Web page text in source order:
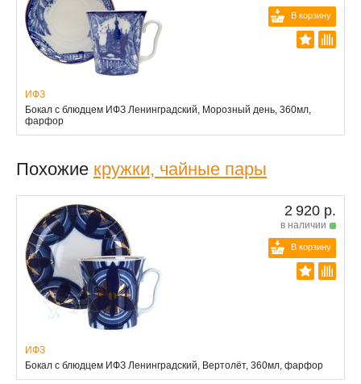
В корзину
ИФЗ
Бокал с блюдцем ИФЗ Ленинградский, Морозный день, 360мл,
фарфор
Похожие кружки, чайные пары
2 920 р.
в наличии
В корзину
ИФЗ
Бокал с блюдцем ИФЗ Ленинградский, Вертолёт, 360мл, фарфор